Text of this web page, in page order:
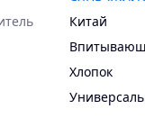
Китай
Хлопок